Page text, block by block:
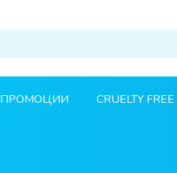
ПРОМОЦИИ CRUELTY FREE